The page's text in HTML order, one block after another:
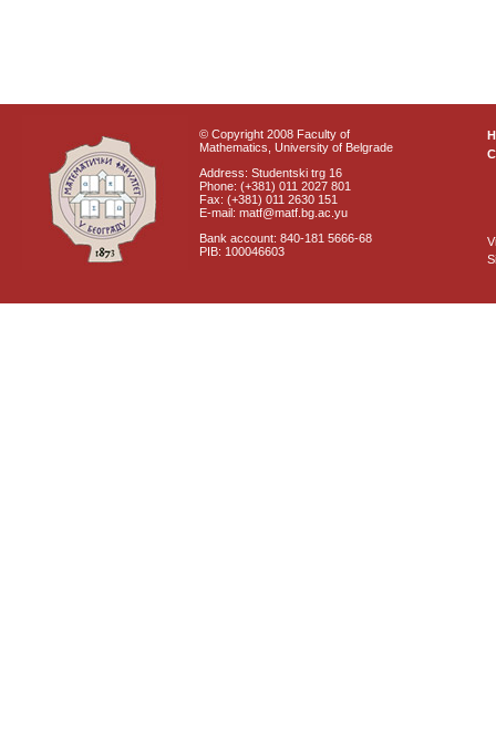
© Copyright 2008 Faculty of
Mathematics, University of Belgrade
Address: Studentski trg 16
Phone: (+381) 011 2027 801
Fax: (+381) 011 2630 151
E-mail: matf@matf.bg.ac.yu
Bank account: 840-181 5666-68
PIB: 100046603